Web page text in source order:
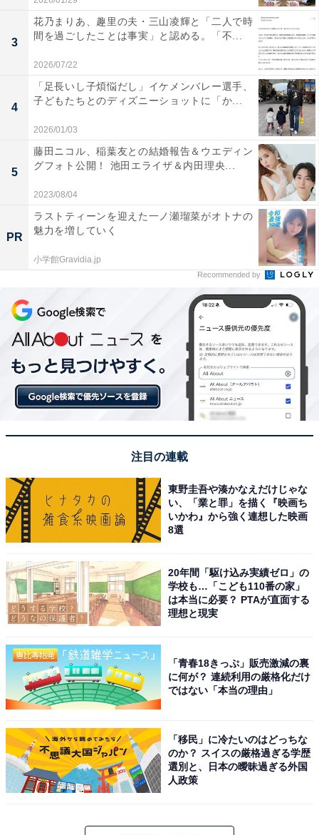
3
花乃まりあ、趣里の夫・三山凌輝と「二人で時
間を過ごしたことは事実」と認める。「不...
2026/07/22
4
「足長いし子煩悩だし」イケメンバレー選手、
子どもたちとのディズニーショットに「か...
2026/01/03
5
藤田ニコル、稲葉友との結婚報告＆ウエディン
グフォト公開！ 池田エライザ＆内田理央...
2023/08/04
PR
ラストティーンを迎えた一ノ瀬瑠菜がオトナの
魅力を増していく
小学館Gravidia.jp
Recommended by
注目の連載
東野圭吾や湊かなえだけじゃな
い、「業と罪」を描く『映画ち
いかわ』から強く連想した映画
8選
20年間「駆け込み実績ゼロ」の
学校も…「こども110番の家」
は本当に必要？ PTAが直面する
理想と現実
「青春18きっぷ」販売激減の裏
に何が？ 連続利用の厳格化だけ
ではない「本当の理由」
「移民」に冷たいのはどっちな
のか？ スイスの厳格過ぎる学歴
選別と、日本の曖昧過ぎる外国
人政策